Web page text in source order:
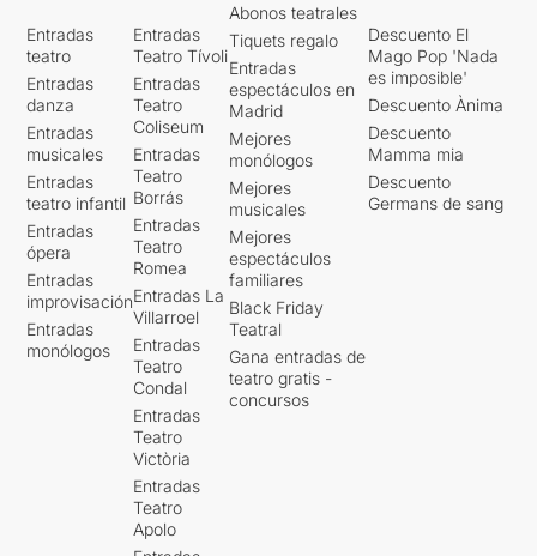
Entradas
teatro
Entradas
danza
Entradas
musicales
Entradas
teatro infantil
Entradas
ópera
Entradas
improvisación
Entradas
monólogos
Entradas
Teatro Tívoli
Entradas
Teatro
Coliseum
Entradas
Teatro
Borrás
Entradas
Teatro
Romea
Entradas La
Villarroel
Entradas
Teatro
Condal
Entradas
Teatro
Victòria
Entradas
Teatro
Apolo
Abonos teatrales
Tiquets regalo
Entradas
espectáculos en
Madrid
Mejores
monólogos
Mejores
musicales
Mejores
espectáculos
familiares
Black Friday
Teatral
Gana entradas de
teatro gratis -
concursos
Descuento El
Mago Pop 'Nada
es imposible'
Descuento Ànima
Descuento
Mamma mia
Descuento
Germans de sang